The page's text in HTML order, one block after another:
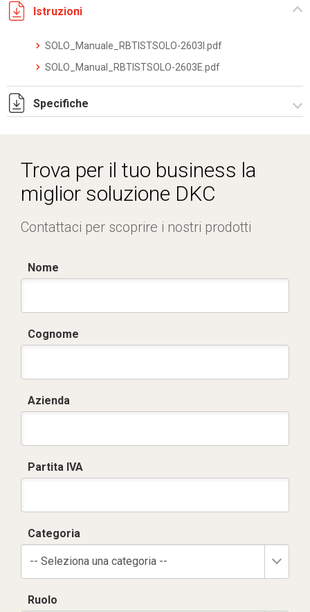
Istruzioni
SOLO_Manuale_RBTISTSOLO-2603I.pdf
SOLO_Manual_RBTISTSOLO-2603E.pdf
Specifiche
Trova per il tuo business la
miglior soluzione DKC
Contattaci per scoprire i nostri prodotti
Nome
Cognome
Azienda
Partita IVA
Categoria
-- Seleziona una categoria --
Ruolo